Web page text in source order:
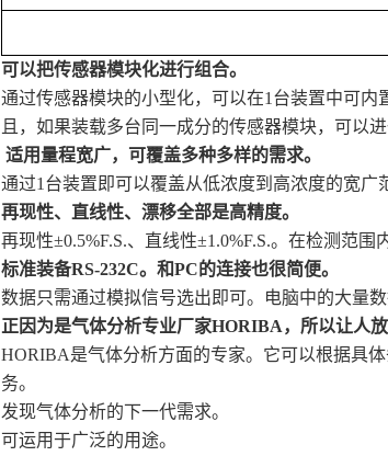
可以把传感器模块化进行组合。
通过传感器模块的小型化，可以在1台装置中可
且，如果装载多台同一成分的传感器模块，可以进
适用量程宽广，可覆盖多种多样的需求。
通过1台装置即可以覆盖从低浓度到高浓度的宽广
再现性、直线性、漂移全部是高精度。
再现性±0.5%F.S.、直线性±1.0%F.S.。在检测范
标准装备RS-232C。和PC的连接也很简便。
数据只需通过模拟信号选出即可。电脑中的大量
正因为是气体分析专业厂家HORIBA，所以让人
HORIBA是气体分析方面的专家。它可以根据具
务。
发现气体分析的下一代需求。
可运用于广泛的用途。